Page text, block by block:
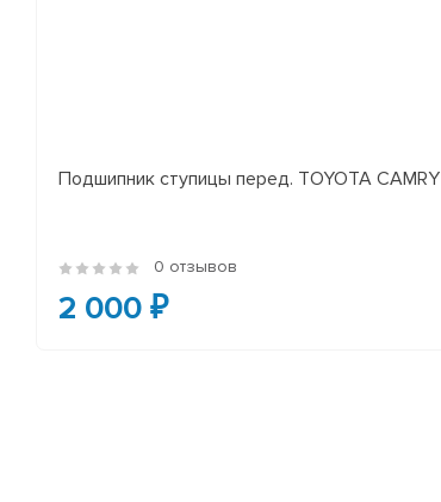
Подшипник ступицы перед. TOYOTA CAMRY
0 отзывов
2 000 ₽